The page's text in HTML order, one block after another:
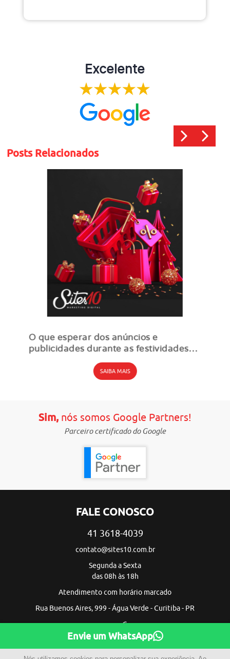
Excelente
Posts Relacionados
O que esperar dos anúncios e
publicidades durante as festividades
SAIBA MAIS
Sim,nós somos Google Partners!
Parceiro certificado do Google
FALE CONOSCO
41 3618-4039
contato@sites10.com.br
Segunda a Sexta
das 08h às 18h
Atendimento com horário marcado
Rua Buenos Aires, 999 - Água Verde - Curitiba - PR
Envie um WhatsApp